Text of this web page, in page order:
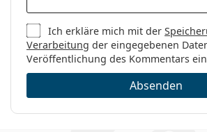
Ich erkläre mich mit der
Verarbeitung der eingegebenen
Veröffentlichung des Kommentars
Absenden